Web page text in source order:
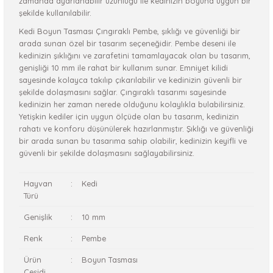
şekilde kullanılabilir.
Kedi Boyun Tasması Çıngıraklı Pembe, şıklığı ve güvenliği bir
arada sunan özel bir tasarım seçeneğidir. Pembe deseni ile
kedinizin şıklığını ve zarafetini tamamlayacak olan bu tasarım,
genişliği 10 mm ile rahat bir kullanım sunar. Emniyet kilidi
sayesinde kolayca takılıp çıkarılabilir ve kedinizin güvenli bir
şekilde dolaşmasını sağlar. Çıngıraklı tasarımı sayesinde
kedinizin her zaman nerede olduğunu kolaylıkla bulabilirsiniz.
Yetişkin kediler için uygun ölçüde olan bu tasarım, kedinizin
rahatı ve konforu düşünülerek hazırlanmıştır. Şıklığı ve güvenliği
bir arada sunan bu tasarıma sahip olabilir, kedinizin keyifli ve
güvenli bir şekilde dolaşmasını sağlayabilirsiniz.
Hayvan
Türü
: Kedi
Genişlik : 10 mm
Renk : Pembe
Ürün
: Boyun Tasması